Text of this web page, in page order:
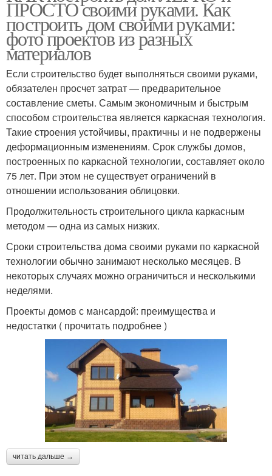
ПРОСТО своими руками. Как
построить дом своими руками:
фото проектов из разных
материалов
Если строительство будет выполняться своими руками,
обязателен просчет затрат — предварительное
составление сметы. Самым экономичным и быстрым
способом строительства является каркасная технология.
Такие строения устойчивы, практичны и не подвержены
деформационным изменениям. Срок службы домов,
построенных по каркасной технологии, составляет около
75 лет. При этом не существует ограничений в
отношении использования облицовки.
Продолжительность строительного цикла каркасным
методом — одна из самых низких.
Сроки строительства дома своими руками по каркасной
технологии обычно занимают несколько месяцев. В
некоторых случаях можно ограничиться и несколькими
неделями.
Проекты домов с мансардой: преимущества и
недостатки ( прочитать подробнее )
читать дальше →